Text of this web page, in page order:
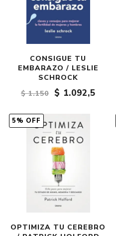
CONSIGUE TU
EMBARAZO / LESLIE
SCHROCK
$ 1.150
$ 1.092,5
5% OFF
OPTIMIZA TU CEREBRO